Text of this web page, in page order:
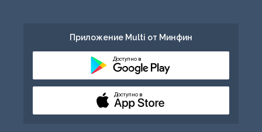
Приложение Multi от Минфин
Доступно в
Доступно в